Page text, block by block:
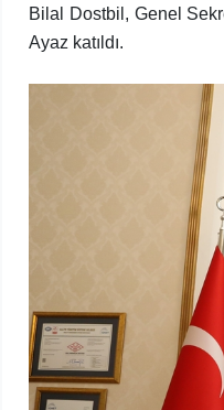
Bilal Dostbil, Genel
Ayaz katıldı.